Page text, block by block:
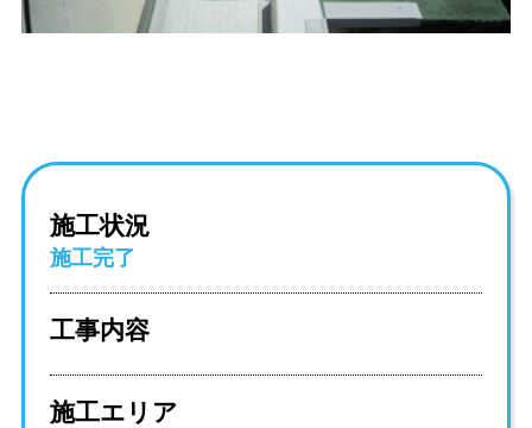
施工状況
施工完了
工事内容
施工エリア